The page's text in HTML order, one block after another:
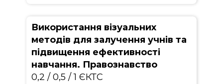
Використання візуальних
методів для залучення учнів та
підвищення ефективності
навчання. Правознавство
0,2 / 0,5 / 1 ЄКТС